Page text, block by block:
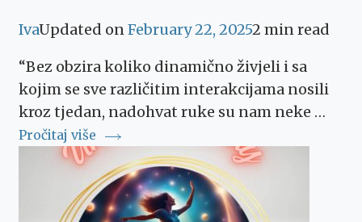
IvaUpdated onFebruary 22, 20252 min read
“Bez obzira koliko dinamično živjeli i sa
kojim se sve različitim interakcijama nosili
kroz tjedan, nadohvat ruke su nam neke …
Pročitaj više